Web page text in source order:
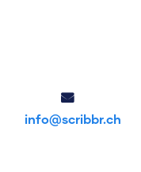
info@scribbr.ch